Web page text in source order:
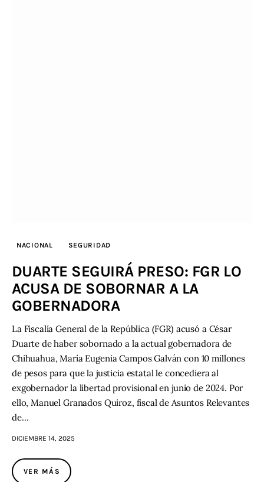
NACIONAL SEGURIDAD
DUARTE SEGUIRÁ PRESO: FGR LO
ACUSA DE SOBORNAR A LA
GOBERNADORA
La Fiscalía General de la República (FGR) acusó a César
Duarte de haber sobornado a la actual gobernadora de
Chihuahua, María Eugenia Campos Galván con 10 millones
de pesos para que la justicia estatal le concediera al
exgobernador la libertad provisional en junio de 2024. Por
ello, Manuel Granados Quiroz, fiscal de Asuntos Relevantes
de…
DICIEMBRE 14, 2025
VER MÁS